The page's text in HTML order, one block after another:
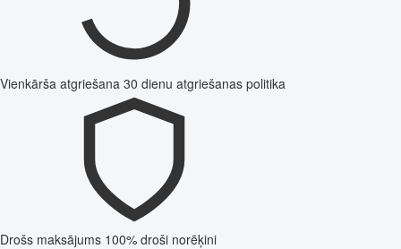
Vienkārša atgriešana 30 dienu atgriešanas politika
Drošs maksājums 100% droši norēķini